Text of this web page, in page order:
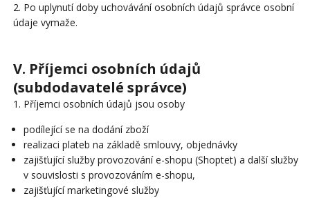
2. Po uplynutí doby uchovávání osobních údajů správce osobní
údaje vymaže.
V. Příjemci osobních údajů
(subdodavatelé správce)
1. Příjemci osobních údajů jsou osoby
podílející se na dodání zboží
realizaci plateb na základě smlouvy, objednávky
zajišťující služby provozování e-shopu (Shoptet) a další služby
v souvislosti s provozováním e-shopu,
zajišťující marketingové služby